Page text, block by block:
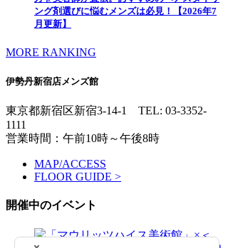
ング剤選びに悩むメンズは必見！【2026年7
月更新】
MORE RANKING
伊勢丹新宿店メンズ館
東京都新宿区新宿3-14-1 TEL: 03-3352-
1111
営業時間：午前10時～午後8時
MAP/ACCESS
FLOOR GUIDE >
開催中のイベント